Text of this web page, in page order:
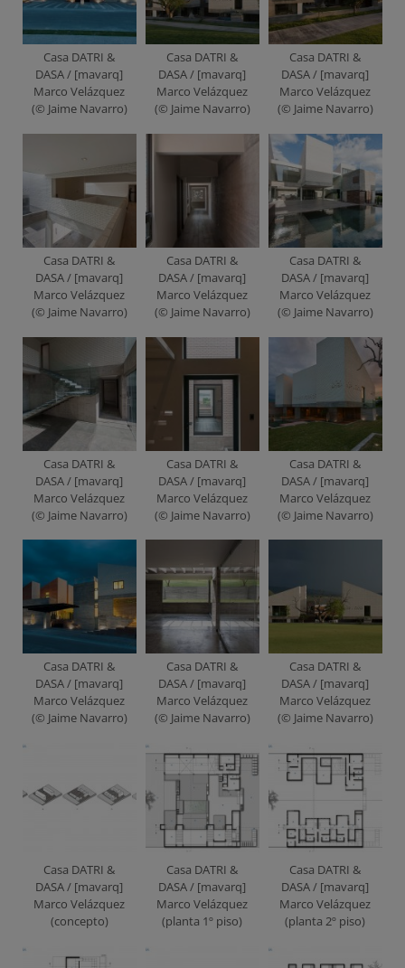
Casa DATRI &
DASA / [mavarq]
Marco Velázquez
(© Jaime Navarro)
Casa DATRI &
DASA / [mavarq]
Marco Velázquez
(© Jaime Navarro)
Casa DATRI &
DASA / [mavarq]
Marco Velázquez
(© Jaime Navarro)
Casa DATRI &
DASA / [mavarq]
Marco Velázquez
(© Jaime Navarro)
Casa DATRI &
DASA / [mavarq]
Marco Velázquez
(© Jaime Navarro)
Casa DATRI &
DASA / [mavarq]
Marco Velázquez
(© Jaime Navarro)
Casa DATRI &
DASA / [mavarq]
Marco Velázquez
(© Jaime Navarro)
Casa DATRI &
DASA / [mavarq]
Marco Velázquez
(© Jaime Navarro)
Casa DATRI &
DASA / [mavarq]
Marco Velázquez
(© Jaime Navarro)
Casa DATRI &
DASA / [mavarq]
Marco Velázquez
(© Jaime Navarro)
Casa DATRI &
DASA / [mavarq]
Marco Velázquez
(© Jaime Navarro)
Casa DATRI &
DASA / [mavarq]
Marco Velázquez
(© Jaime Navarro)
Casa DATRI &
DASA / [mavarq]
Marco Velázquez
(concepto)
Casa DATRI &
DASA / [mavarq]
Marco Velázquez
(planta 1º piso)
Casa DATRI &
DASA / [mavarq]
Marco Velázquez
(planta 2º piso)